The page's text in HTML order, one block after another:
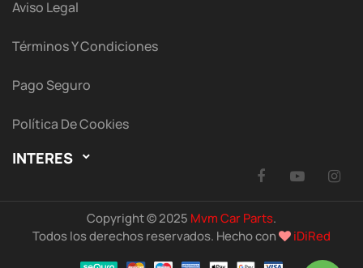
Aviso Legal
Términos Y Condiciones
Pago Seguro
Política De Cookies
INTERES 
Facebook
Copyright © 2025 Mvm Car Parts.
Todos los derechos reservados. Hecho con
iDiRed